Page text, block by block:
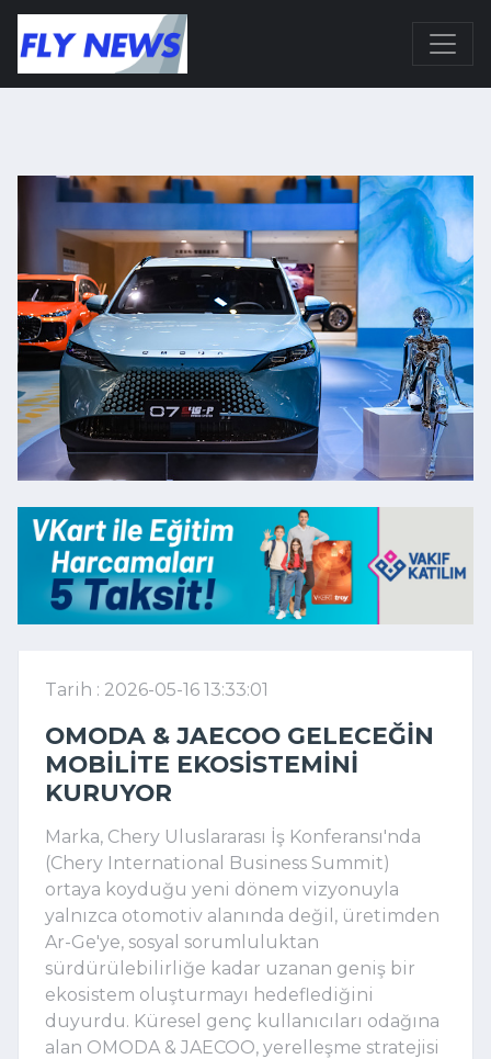
Tarih : 2026-05-16 13:33:01
OMODA & JAECOO GELECEĞIN
MOBILITE EKOSISTEMINI
KURUYOR
Marka, Chery Uluslararası İş Konferansı'nda
(Chery International Business Summit)
ortaya koyduğu yeni dönem vizyonuyla
yalnızca otomotiv alanında değil, üretimden
Ar-Ge'ye, sosyal sorumluluktan
sürdürülebilirliğe kadar uzanan geniş bir
ekosistem oluşturmayı hedeflediğini
duyurdu. Küresel genç kullanıcıları odağına
alan OMODA & JAECOO, yerelleşme stratejisi